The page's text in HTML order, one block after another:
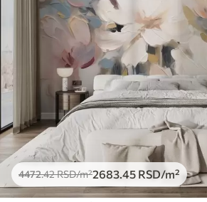
Премиум
5525.00 3315 .00RSD /m²
Премиум
.333800.00RSD/m²
Peel and Stick
8166.674900.00RSD/m²
4472.42RSD/m²2683 .45 RSD/m²